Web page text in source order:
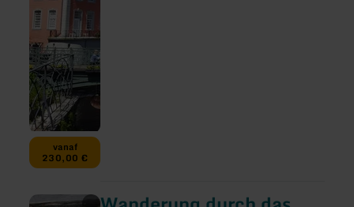
vanaf
230,00 €
meer